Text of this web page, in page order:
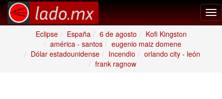
Eclipse
España 6 de agosto
Kofi Kingston
américa - santos
eugenio maiz domene
Dólar estadounidense
Incendio
orlando city - león
frank ragnow